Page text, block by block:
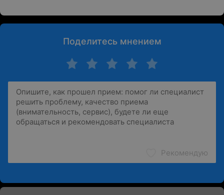
Поделитесь мнением
Рекомендую